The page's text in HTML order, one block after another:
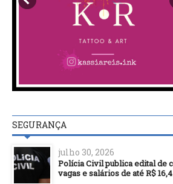
SEGURANÇA
julho 30, 2026
Polícia Civil publica edital de
vagas e salários de até R$